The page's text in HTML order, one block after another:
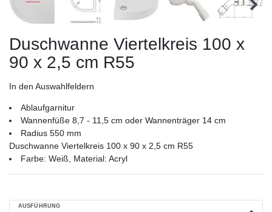
Duschwanne Viertelkreis 100 x
90 x 2,5 cm R55
In den Auswahlfeldern
Ablaufgarnitur
Wannenfüße 8,7 - 11,5 cm oder Wannenträger 14 cm
Radius 550 mm
Duschwanne Viertelkreis 100 x 90 x 2,5 cm R55
Farbe: Weiß, Material: Acryl
AUSFÜHRUNG